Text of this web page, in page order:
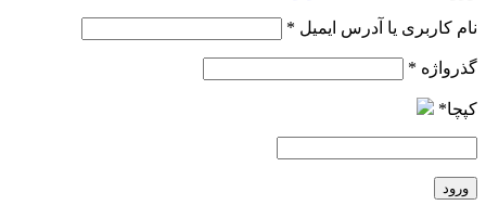
نام کاربری یا آدرس ایمیل *
گذرواژه *
کپچا*
ورود